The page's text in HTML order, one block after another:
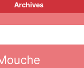
Archives